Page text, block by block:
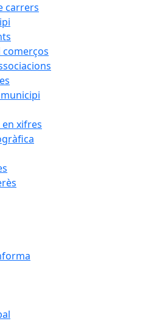
carrers
comerços
xifres